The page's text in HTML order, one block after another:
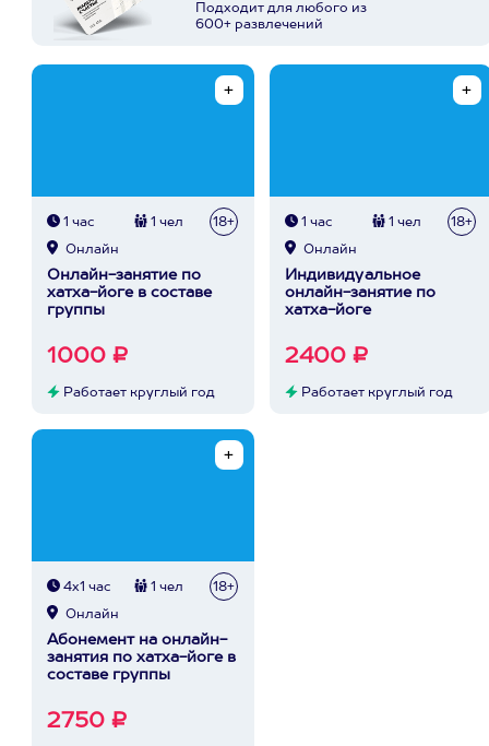
Подходит для любого из
600+ развлечений
1 час 1 чел 18+
Онлайн
Онлайн-занятие по
хатха-йоге в составе
группы
1000 ₽
Работает круглый год
1 час 1 чел 18+
Онлайн
Индивидуальное
онлайн-занятие по
хатха-йоге
2400 ₽
Работает круглый год
4х1 час 1 чел 18+
Онлайн
Абонемент на онлайн-
занятия по хатха-йоге в
составе группы
2750 ₽